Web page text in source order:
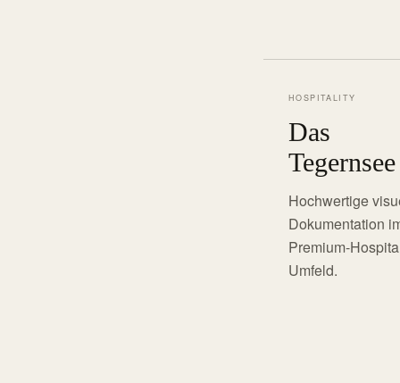
HOSPITALITY
Das
Tegernsee
Hochwertige
Dokumentation
Premium-
Umfeld.